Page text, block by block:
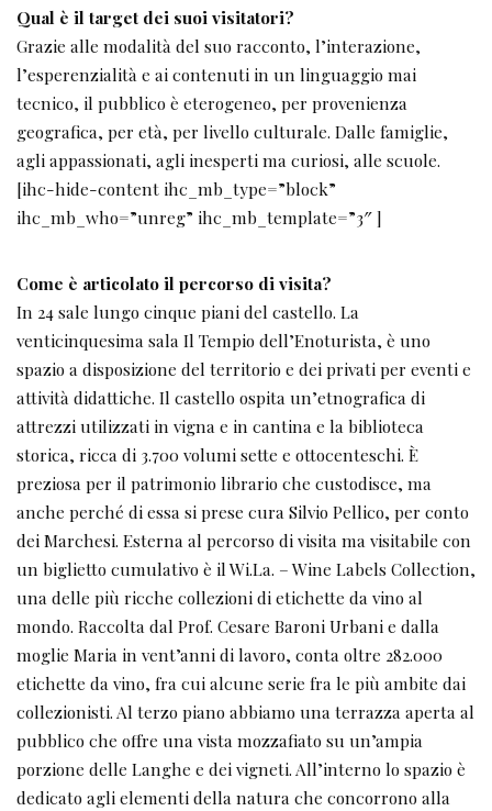
Qual è il target dei suoi visitatori?
Grazie alle modalità del suo racconto, l’interazione,
l’esperenzialità e ai contenuti in un linguaggio mai
tecnico, il pubblico è eterogeneo, per provenienza
geografica, per età, per livello culturale. Dalle famiglie,
agli appassionati, agli inesperti ma curiosi, alle scuole.
[ihc-hide-content ihc_mb_type=”block”
ihc_mb_who=”unreg” ihc_mb_template=”3″ ]
Come è articolato il percorso di visita?
In 24 sale lungo cinque piani del castello. La
venticinquesima sala Il Tempio dell’Enoturista, è uno
spazio a disposizione del territorio e dei privati per eventi e
attività didattiche. Il castello ospita un’etnografica di
attrezzi utilizzati in vigna e in cantina e la biblioteca
storica, ricca di 3.700 volumi sette e ottocenteschi. È
preziosa per il patrimonio librario che custodisce, ma
anche perché di essa si prese cura Silvio Pellico, per conto
dei Marchesi. Esterna al percorso di visita ma visitabile con
un biglietto cumulativo è il Wi.La. – Wine Labels Collection,
una delle più ricche collezioni di etichette da vino al
mondo. Raccolta dal Prof. Cesare Baroni Urbani e dalla
moglie Maria in vent’anni di lavoro, conta oltre 282.000
etichette da vino, fra cui alcune serie fra le più ambite dai
collezionisti. Al terzo piano abbiamo una terrazza aperta al
pubblico che offre una vista mozzafiato su un’ampia
porzione delle Langhe e dei vigneti. All’interno lo spazio è
dedicato agli elementi della natura che concorrono alla